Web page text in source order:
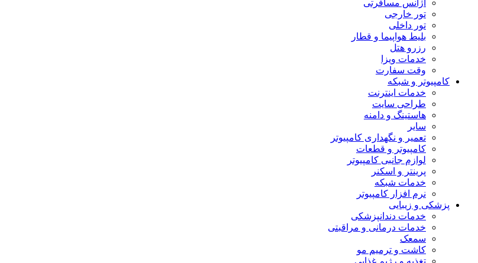
آژانس مسافرتی
تور خارجی
تور داخلی
بلیط هواپیما و قطار
رزرو هتل
خدمات ویزا
وقت سفارت
کامپیوتر و شبکه
خدمات اینترنت
طراحی سایت
هاستینگ و دامنه
سایر
تعمیر و نگهداری کامپیوتر
کامپیوتر و قطعات
لوازم جانبی کامپیوتر
پرینتر و اسکنر
خدمات شبکه
نرم افزار کامپیوتر
پزشکی و زیبایی
خدمات دندانپزشکی
خدمات درمانی و مراقبتی
سمعک
کاشت و ترمیم مو